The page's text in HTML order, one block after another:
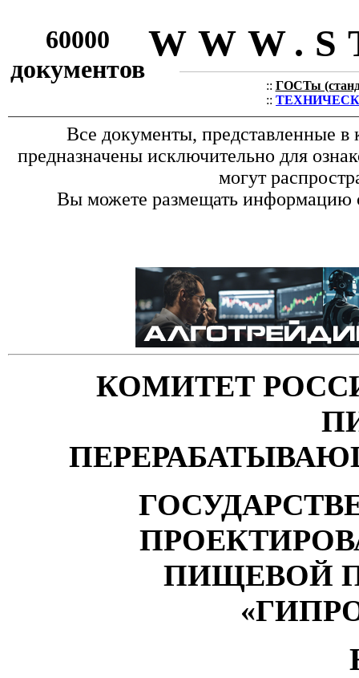
60000
документов
:: ГОСТы
::
Все документы, представленные
предназначены исключительно для
могут
Вы можете размещать информацию
КОМИТЕТ
ПИЩЕВОЙ